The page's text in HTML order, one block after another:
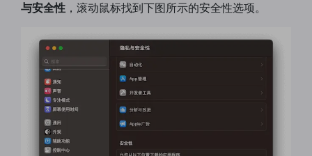
与安全性 ，滚动鼠标找到下图所示的安全性选项。